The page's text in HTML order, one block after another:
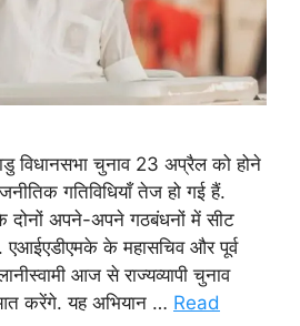
विधानसभा चुनाव 23 अप्रैल को होने
गतिविधियाँ तेज हो गई हैं.
दोनों अपने-अपने गठबंधनों में सीट
एआईएडीएमके के महासचिव और पूर्व
आज से राज्यव्यापी चुनाव
करेंगे. यह अभियान … Read